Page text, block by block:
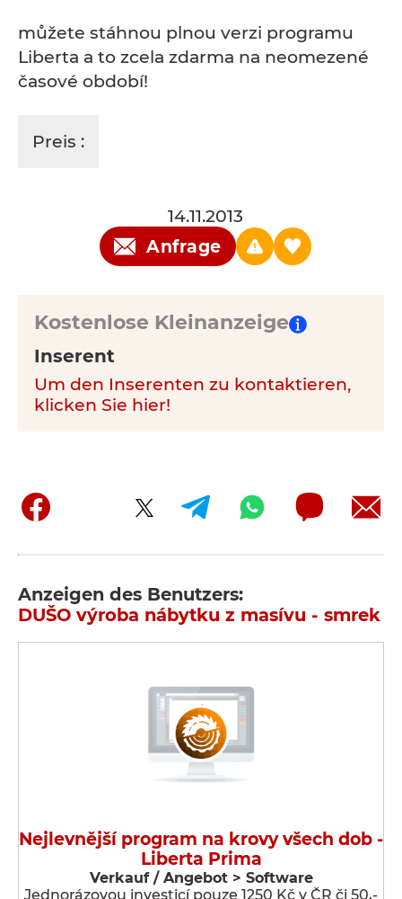
můžete stáhnou plnou verzi programu
Liberta a to zcela zdarma na neomezené
časové období!
Preis :
14.11.2013
Anfrage
Kostenlose Kleinanzeige
Inserent
Um den Inserenten zu kontaktieren,
klicken Sie hier!
Anzeigen des Benutzers:
DUŠO výroba nábytku z masívu - smrek
Nejlevnější program na krovy všech dob -
Liberta Prima
Verkauf / Angebot > Software
Jednorázovou investicí pouze 1250 Kč v ČR či 50,-